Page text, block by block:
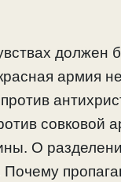
должен
армия
совковой
О